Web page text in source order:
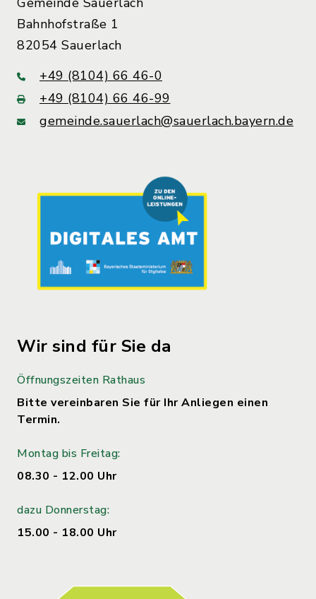
Bahnhofstraße 1
82054 Sauerlach
+49 (8104) 66 46-0
+49 (8104) 66 46-99
gemeinde.sauerlach@sauerlach.bayern.de
Wir sind für Sie da
Öffnungszeiten Rathaus
Bitte vereinbaren Sie für Ihr Anliegen einen
Termin.
Montag bis Freitag:
08.30 - 12.00 Uhr
dazu Donnerstag:
15.00 - 18.00 Uhr